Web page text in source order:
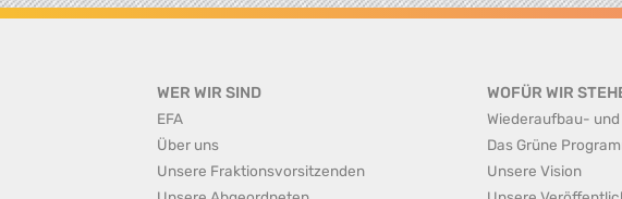
WER WIR SIND
EFA
Über uns
Unsere Fraktionsvorsitzenden
WOFÜR WIR
Wiederaufbau-
Das Grüne
Unsere Vision